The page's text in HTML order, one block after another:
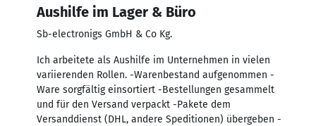
Aushilfe im Lager & Büro
Sb-electronigs GmbH & Co Kg.
Ich arbeitete als Aushilfe im Unternehmen in vielen
variierenden Rollen. -Warenbestand aufgenommen -
Ware sorgfältig einsortiert -Bestellungen gesammelt
und für den Versand verpackt -Pakete dem
Versanddienst (DHL, andere Speditionen) übergeben -